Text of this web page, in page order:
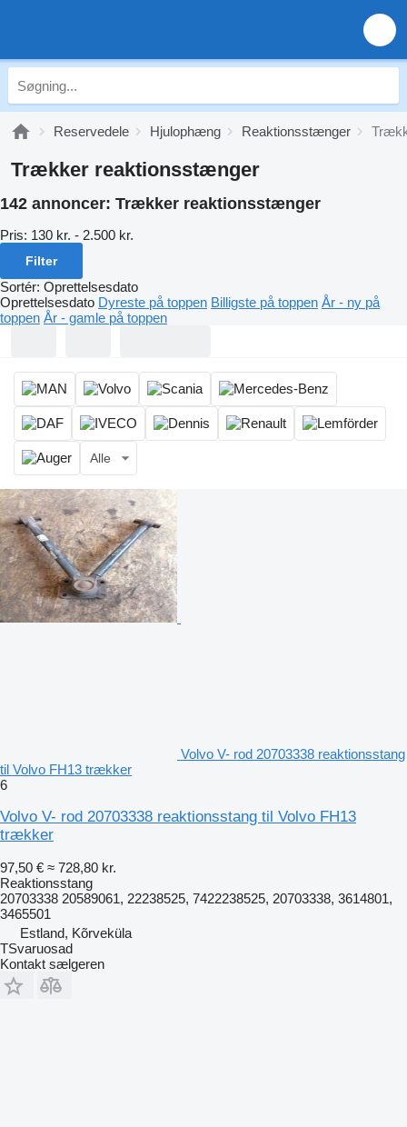
Reservedele Hjulophæng Reaktionsstænger
Trækker reaktionsstænger
142 annoncer: Trækker reaktionsstænger
Pris: 130 kr. - 2.500 kr.
Filter
Sortér: Oprettelsesdato
Oprettelsesdato Dyreste på toppen Billigste på toppen År - ny på
toppen År - gamle på toppen
Alle
Volvo V- rod 20703338 reaktionsstang
til Volvo FH13 trækker
6
Volvo V- rod 20703338 reaktionsstang til Volvo FH13
trækker
97,50 € ≈ 728,80 kr.
Reaktionsstang
20703338 20589061, 22238525, 7422238525, 20703338, 3614801,
3465501
Estland, Kõrveküla
TSvaruosad
Kontakt sælgeren